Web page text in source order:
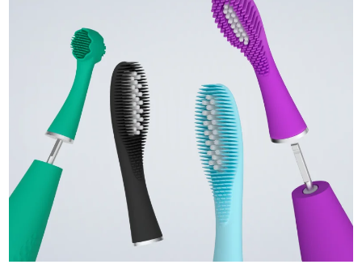
Sensitive – för en personligt anpassad rengöring.
Utrustad med avancerad Sonic Pulse-teknologi med
upp till 11 000 högfrekventa pulser per minut.
Få tillgång till personligt anpassade borstlägen via
FOREO For You-appen.